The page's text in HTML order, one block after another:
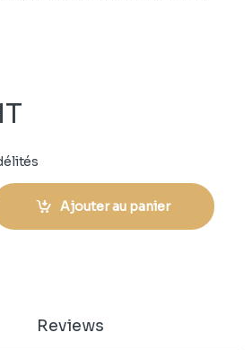
Ajouter au panier
Reviews